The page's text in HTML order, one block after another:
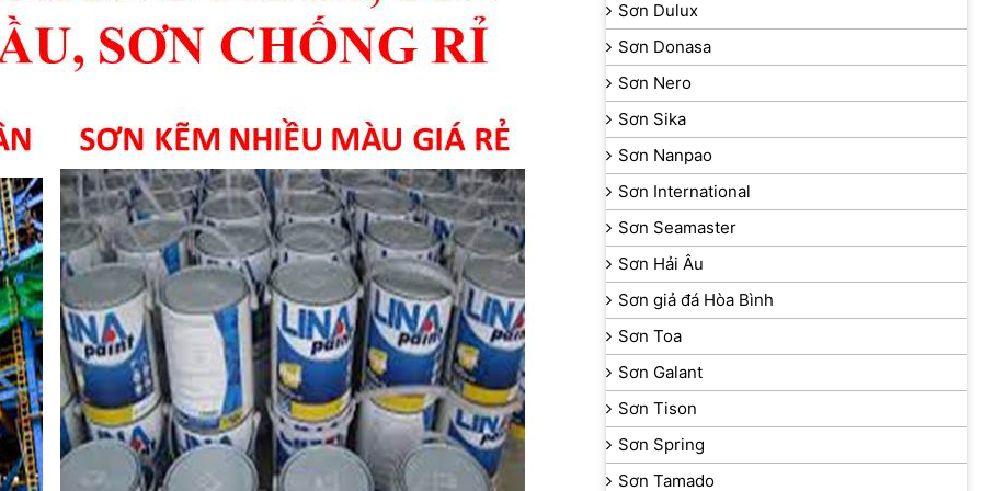
Sơn Dulux
Sơn Donasa
Sơn Nero
Sơn Sika
Sơn Nanpao
Sơn International
Sơn Seamaster
Sơn Hải Âu
Sơn giả đá Hòa Bình
Sơn Toa
Sơn Galant
Sơn Tison
Sơn Spring
Sơn Tamado